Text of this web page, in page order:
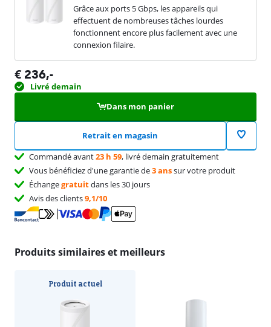
Grâce aux ports 5 Gbps, les appareils qui
effectuent de nombreuses tâches lourdes
fonctionnent encore plus facilement avec une
connexion filaire.
€ 236,-
Livré demain
Dans mon panier
Retrait en magasin
Commandé avant23 h 59, livré demain gratuitement
Vous bénéficiez d'une garantie de3 anssur votre produit
Échangegratuitdans les 30 jours
Avis des clients9,1/10
Produits similaires et meilleurs
Produit actuel